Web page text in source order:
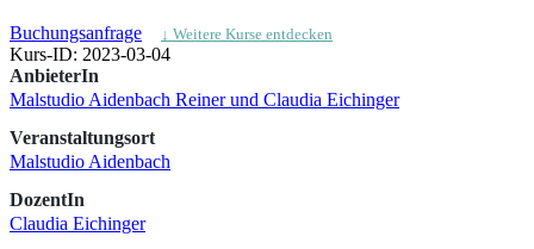
Buchungsanfrage ↓ Weitere Kurse entdecken
Kurs-ID: 2023-03-04
AnbieterIn
Malstudio Aidenbach Reiner und Claudia Eichinger
Veranstaltungsort
Malstudio Aidenbach
DozentIn
Claudia Eichinger